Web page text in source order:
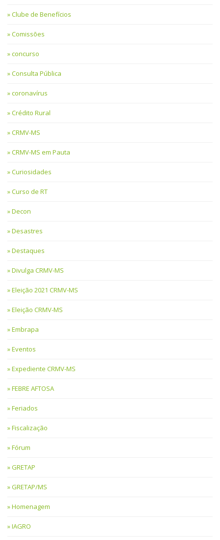
Clube de Benefícios
Comissões
concurso
Consulta Pública
coronavírus
Crédito Rural
CRMV-MS
CRMV-MS em Pauta
Curiosidades
Curso de RT
Decon
Desastres
Destaques
Divulga CRMV-MS
Eleição 2021 CRMV-MS
Eleição CRMV-MS
Embrapa
Eventos
Expediente CRMV-MS
FEBRE AFTOSA
Feriados
Fiscalização
Fórum
GRETAP
GRETAP/MS
Homenagem
IAGRO